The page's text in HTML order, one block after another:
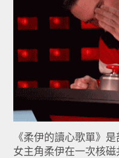
《柔伊的讀心歌單》
女主角柔伊在一次核